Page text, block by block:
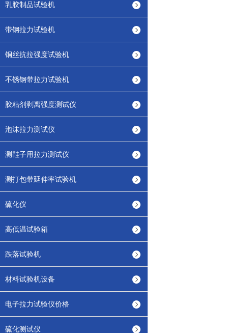
乳胶制品试验机
带钢拉力试验机
铜丝抗拉强度试验机
不锈钢带拉力试验机
胶粘剂剥离强度测试仪
泡沫拉力测试仪
测鞋子用拉力测试仪
测打包带延伸率试验机
硫化仪
高低温试验箱
跌落试验机
材料试验机设备
电子拉力试验仪价格
硫化测试仪